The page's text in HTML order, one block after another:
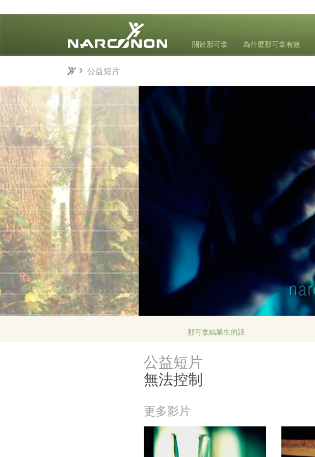
關於那可拿 為什麼那可拿有效
⨯
公益短片
那可拿結業生的話
公益短片
無法控制
更多影片
公益短片